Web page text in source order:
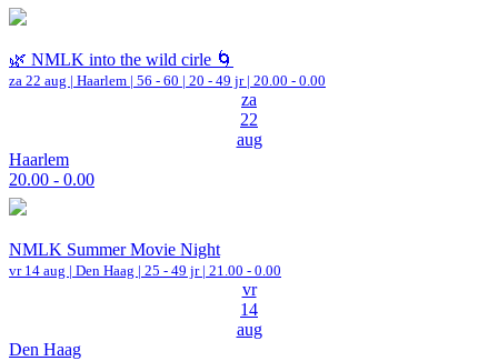
🌿 NMLK into the wild cirle 🌀
za 22 aug | Haarlem | 56 - 60 | 20 - 49 jr | 20.00 - 0.00
za
22
aug
Haarlem
20.00 - 0.00
NMLK Summer Movie Night
vr 14 aug | Den Haag | 25 - 49 jr | 21.00 - 0.00
vr
14
aug
Den Haag